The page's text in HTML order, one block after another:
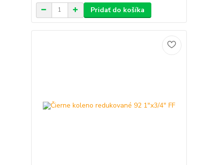
Pridať do košíka